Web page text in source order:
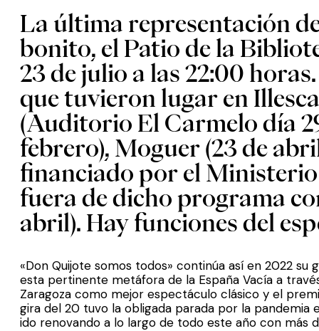
La última representación
bonito, el Patio de la
23 de julio a las 22:00
que tuvieron lugar en
(Auditorio El Carmelo día
febrero), Moguer (23 de
financiado por el Ministerio
fuera de dicho programa
abril). Hay funciones del
«Don Quijote somos todos» continúa así en 2022
esta pertinente metáfora de la España Vacía a
Zaragoza como mejor espectáculo clásico y el
gira del 20 tuvo la obligada parada por la pandemia
ido renovando a lo largo de todo este año con más